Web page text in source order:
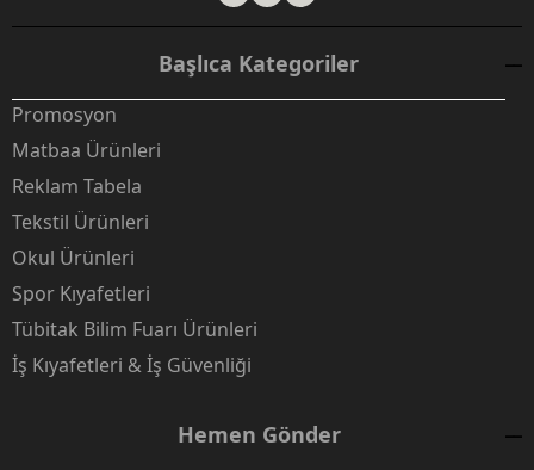
Başlıca Kategoriler
Promosyon
Matbaa Ürünleri
Reklam Tabela
Tekstil Ürünleri
Okul Ürünleri
Spor Kıyafetleri
Tübitak Bilim Fuarı Ürünleri
İş Kıyafetleri & İş Güvenliği
Hemen Gönder